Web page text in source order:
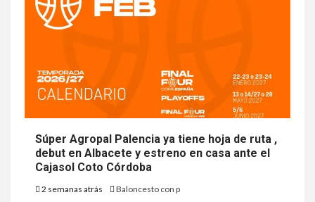
Súper Agropal Palencia ya tiene hoja de ruta ,
debut en Albacete y estreno en casa ante el
Cajasol Coto Córdoba
2 semanas atrás Baloncesto con p